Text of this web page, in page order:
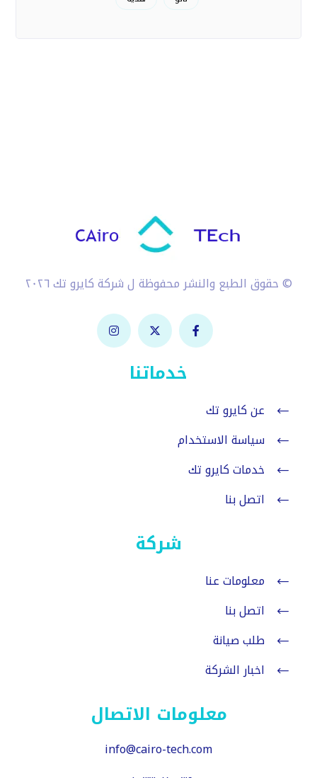
© حقوق الطبع والنشر محفوظة ل شركة كايرو تك ٢٠٢٦
خدماتنا
عن كايرو تك
سياسة الاستخدام
خدمات كايرو تك
اتصل بنا
شركة
معلومات عنا
اتصل بنا
طلب صيانة
اخبار الشركة
معلومات الاتصال
info@cairo-tech.com